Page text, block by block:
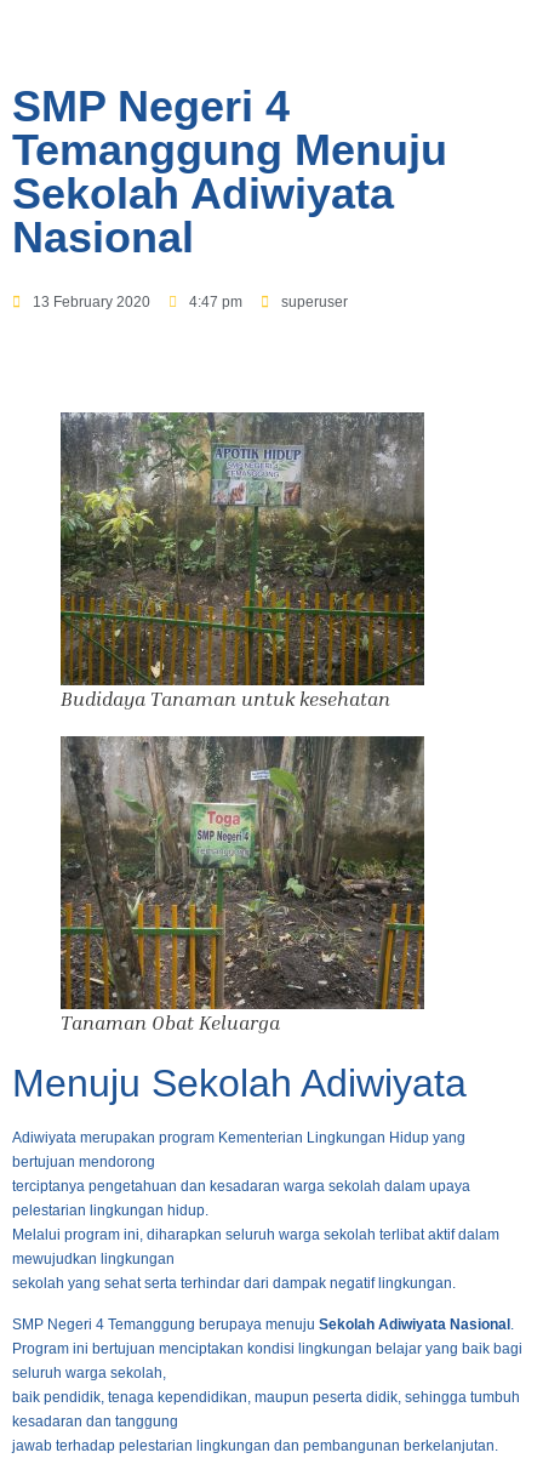
SMP Negeri 4
Temanggung Menuju
Sekolah Adiwiyata
Nasional
13 February 2020 4:47 pm superuser
Budidaya Tanaman untuk kesehatan
Tanaman Obat Keluarga
Menuju Sekolah Adiwiyata
Adiwiyata merupakan program Kementerian Lingkungan Hidup yang
bertujuan mendorong
terciptanya pengetahuan dan kesadaran warga sekolah dalam upaya
pelestarian lingkungan hidup.
Melalui program ini, diharapkan seluruh warga sekolah terlibat aktif dalam
mewujudkan lingkungan
sekolah yang sehat serta terhindar dari dampak negatif lingkungan.
SMP Negeri 4 Temanggung berupaya menuju Sekolah Adiwiyata Nasional .
Program ini bertujuan menciptakan kondisi lingkungan belajar yang baik bagi
seluruh warga sekolah,
baik pendidik, tenaga kependidikan, maupun peserta didik, sehingga tumbuh
kesadaran dan tanggung
jawab terhadap pelestarian lingkungan dan pembangunan berkelanjutan.